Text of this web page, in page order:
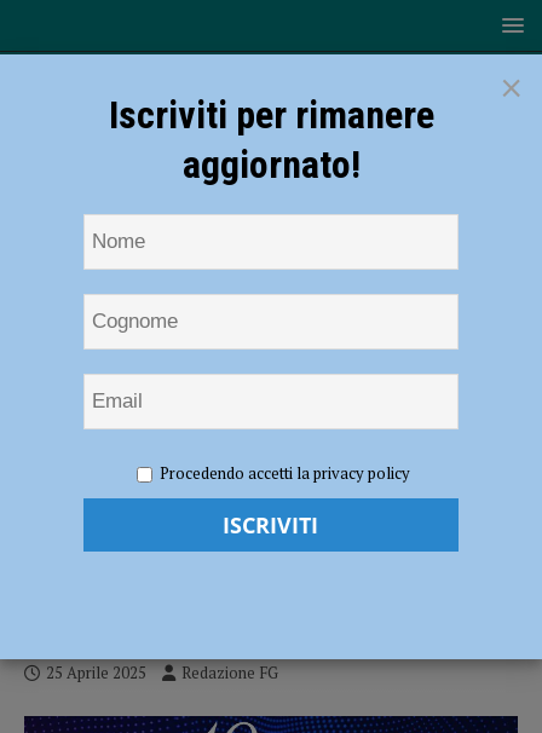
Comitato contrario: “Dal sindaco valutazioni infondate e imparziali”
Biometano, il Comitato contrario: “Dal
25 Aprile 2025 Redazione FG
×
Iscriviti per rimanere
aggiornato!
Procedendo accetti la privacy policy